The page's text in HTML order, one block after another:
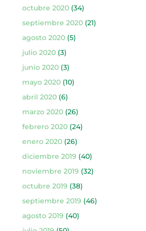
octubre 2020(34)
septiembre 2020(21)
agosto 2020(5)
julio 2020(3)
junio 2020(3)
mayo 2020(10)
abril 2020(6)
marzo 2020(26)
febrero 2020(24)
enero 2020(26)
diciembre 2019 (40)
noviembre 2019 (32)
octubre 2019 (38)
septiembre 2019 (46)
agosto 2019 (40)